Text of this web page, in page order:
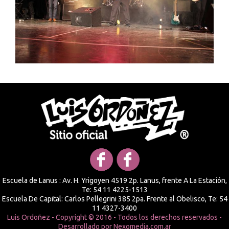
Escuela de Lanus : Av. H. Yrigoyen 4519 2p. Lanus, frente A La Estación,
Te: 54 11 4225-1513
Escuela De Capital: Carlos Pellegrini 385 2pa. Frente al Obelisco, Te: 54
11 4327-3400
Luis Ordoñez - Copyright © 2016 - Todos los derechos reservados -
Desarrollado porNexomedia.com.ar